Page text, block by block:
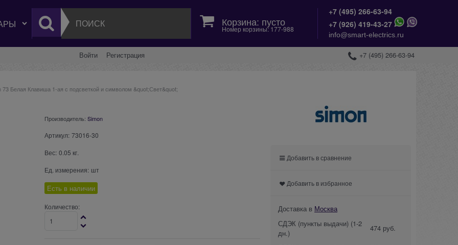
Корзина: пусто
Номер корзины: 177-988
+7 (495) 266-63-94
+7 (926) 419-43-27
info@smart-electrics.ru
Войти Регистрация +7 (495) 266-63-94
73 Белая Клавиша 1-ая с подсветкой и символом &quot;Свет&quot;
Производитель: Simon
Артикул: 73016-30
Вес: 0.05 кг.
Ед. измерения: шт
Есть в наличии
Количество:
Добавить в сравнение
Добавить в избранное
Доставка в Москва
СДЭК (пункты выдачи) (1-2
дн.)
474 руб.